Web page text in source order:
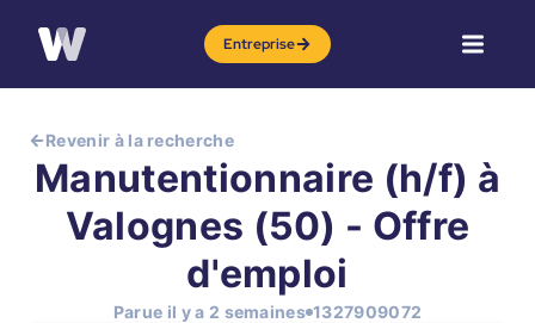
Entreprise
Revenir à la recherche
Manutentionnaire (h/f) à
Valognes (50) - Offre
d'emploi
Parue il y a 2 semaines 1327909072